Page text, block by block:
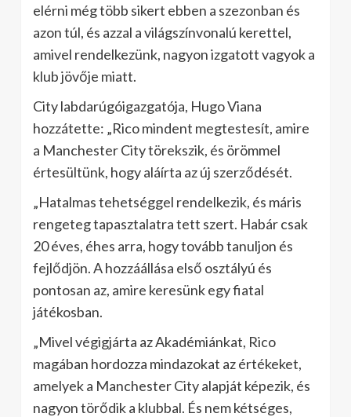
elérni még több sikert ebben a szezonban és
azon túl, és azzal a világszínvonalú kerettel,
amivel rendelkezünk, nagyon izgatott vagyok a
klub jövője miatt.
City labdarúgóigazgatója, Hugo Viana
hozzátette: „Rico mindent megtestesít, amire
a Manchester City törekszik, és örömmel
értesültünk, hogy aláírta az új szerződését.
„Hatalmas tehetséggel rendelkezik, és máris
rengeteg tapasztalatra tett szert. Habár csak
20 éves, éhes arra, hogy tovább tanuljon és
fejlődjön. A hozzáállása első osztályú és
pontosan az, amire keresünk egy fiatal
játékosban.
„Mivel végigjárta az Akadémiánkat, Rico
magában hordozza mindazokat az értékeket,
amelyek a Manchester City alapját képezik, és
nagyon törődik a klubbal. És nem kétséges,